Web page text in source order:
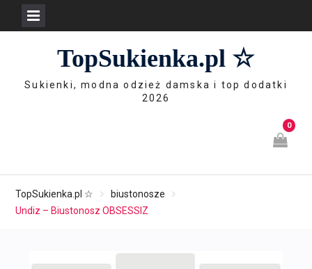
TopSukienka.pl ☆
Sukienki, modna odzież damska i top dodatki
2026
0
TopSukienka.pl ☆
biustonosze
Undiz – Biustonosz OBSESSIZ